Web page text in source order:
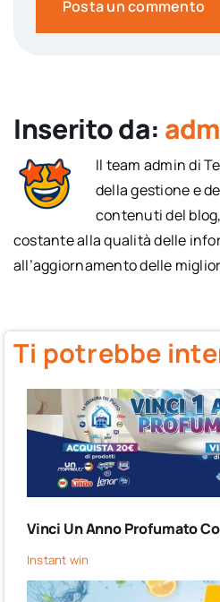
Inserito da:
Il team admin di
della gestione e
contenuti del
costante alla qualità delle
all’aggiornamento delle
Ti potrebbe
Vinci Un Anno Profumato
Instant win